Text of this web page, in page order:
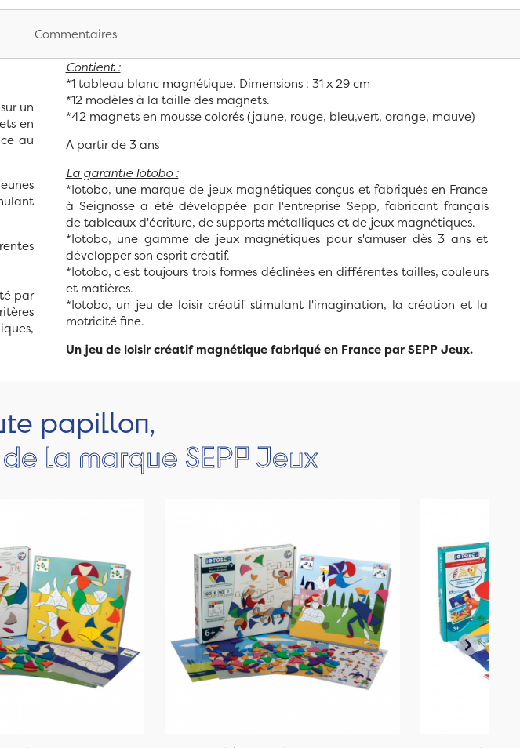
Commentaires
un
en
au
par
Contient :
*1 tableau blanc magnétique. Dimensions : 31 x 29 cm
*12 modèles à la taille des magnets.
*42 magnets en mousse colorés (jaune, rouge, bleu,vert, orange, mauve)
A partir de 3 ans
La garantie Iotobo :
*Iotobo, une marque de jeux magnétiques conçus et fabriqués en France
à Seignosse a été développée par l'entreprise Sepp, fabricant français
de tableaux d'écriture, de supports métalliques et de jeux magnétiques.
*Iotobo, une gamme de jeux magnétiques pour s'amuser dès 3 ans et
développer son esprit créatif.
*Iotobo, c'est toujours trois formes déclinées en différentes tailles, couleurs
et matières.
*Iotobo, un jeu de loisir créatif stimulant l'imagination, la création et la
motricité fine.
Un jeu de loisir créatif magnétique fabriqué en France par SEPP Jeux.
papillon,
la marque SEPP Jeux